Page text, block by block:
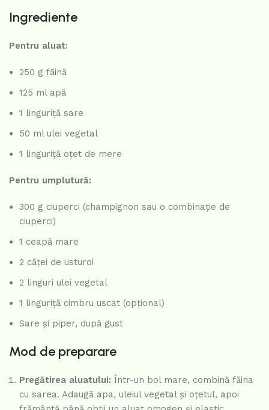
Ingrediente
Pentru aluat:
250 g făină
125 ml apă
1 linguriță sare
50 ml ulei vegetal
1 linguriță oțet de mere
Pentru umplutură:
300 g ciuperci (champignon sau o combinație de
ciuperci)
1 ceapă mare
2 căței de usturoi
2 linguri ulei vegetal
1 linguriță cimbru uscat (opțional)
Sare și piper, după gust
Mod de preparare
Pregătirea aluatului: Într-un bol mare, combină făina
cu sarea. Adaugă apa, uleiul vegetal și oțetul, apoi